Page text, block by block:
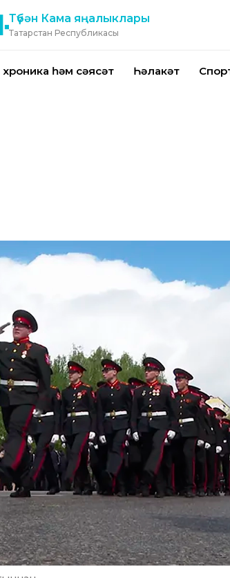
Түбән Кама яңалыклары
Татарстан Республикасы
һәм сәясәт Һәлакәт